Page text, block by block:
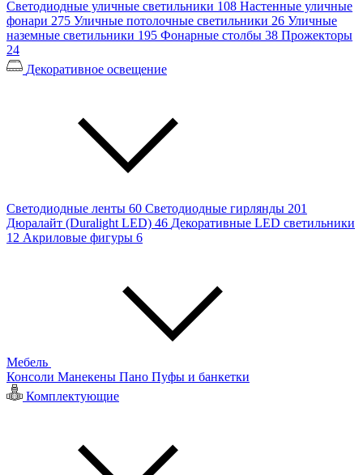
Светодиодные уличные светильники 108 Настенные уличные
фонари 275 Уличные потолочные светильники 26 Уличные
наземные светильники 195 Фонарные столбы 38 Прожекторы
24
Декоративное освещение
Светодиодные ленты 60 Светодиодные гирлянды 201
Дюралайт (Duralight LED) 46 Декоративные LED светильники
12 Акриловые фигуры 6
Мебель
Консоли Манекены Пано Пуфы и банкетки
Комплектующие